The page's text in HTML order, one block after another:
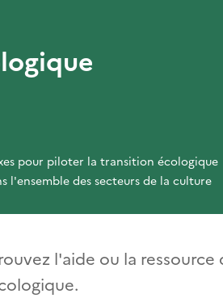
pour piloter la transition écologique
l'ensemble des secteurs de la culture
l'aide ou la